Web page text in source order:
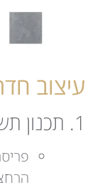
עיצוב
1. תכנון תשתיות